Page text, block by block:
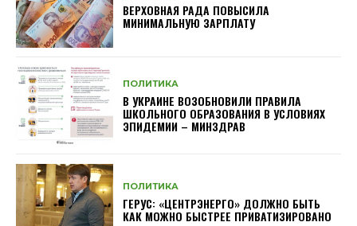
ВЕРХОВНАЯ РАДА ПОВЫСИЛА
МИНИМАЛЬНУЮ ЗАРПЛАТУ
ПОЛИТИКА
В УКРАИНЕ ВОЗОБНОВИЛИ ПРАВИЛА
ШКОЛЬНОГО ОБРАЗОВАНИЯ В УСЛОВИЯХ
ЭПИДЕМИИ – МИНЗДРАВ
ПОЛИТИКА
ГЕРУС: «ЦЕНТРЭНЕРГО» ДОЛЖНО БЫТЬ
КАК МОЖНО БЫСТРЕЕ ПРИВАТИЗИРОВАНО